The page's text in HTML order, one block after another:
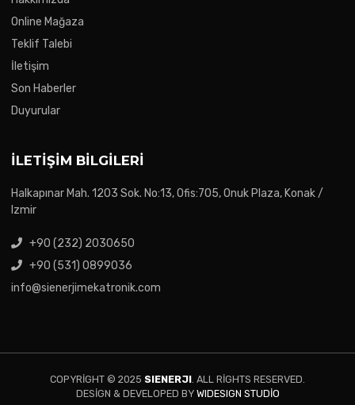
Online Mağaza
Teklif Talebi
İletişim
Son Haberler
Duyurular
İLETIŞIM BILGILERI
Halkapınar Mah. 1203 Sok. No:13, Ofis:705, Onuk Plaza, Konak /
Izmir
+90 (232) 2030650
+90 (531) 0899036
info@sienerjimekatronik.com
COPYRIGHT © 2025 SIENERJI. ALL RIGHTS RESERVED.
DESIGN & DEVELOPED BY WIDESIGN STUDIO